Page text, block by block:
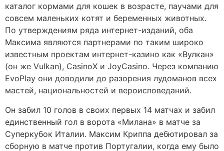
каталог кормами для кошек в возрасте, паучами для
совсем маленьких котят и беременных животных.
По утверждениям ряда интернет-изданий, оба
Максима являются партнерами по таким широко
известным проектам интернет-казино как «Вулкан»
(он же Vulkan), CasinoX и JoyCasino. Через компанию
EvoPlay они доводили до разорения лудоманов всех
мастей, национальностей и вероисповеданий.
Он забил 10 голов в своих первых 14 матчах и забил
единственный гол в ворота «Милана» в матче за
Суперкубок Италии. Максим Криппа дебютировал за
сборную в матче против Португалии, когда ему было